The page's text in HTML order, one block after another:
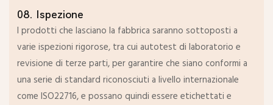
08. Ispezione
I prodotti che lasciano la fabbrica saranno sottoposti a
varie ispezioni rigorose, tra cui autotest di laboratorio e
revisione di terze parti, per garantire che siano conformi a
una serie di standard riconosciuti a livello internazionale
come ISO22716, e possano quindi essere etichettati e